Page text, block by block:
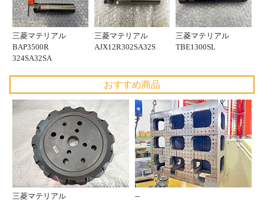
三菱マテリアル
BAP3500R
324SA32SA
三菱マテリアル
AJX12R302SA32S
三菱マテリアル
TBE1300SL
おすすめ商品
三菱マテリアル
--